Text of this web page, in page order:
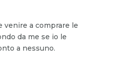
venire a comprare le
da me se io le
a nessuno.